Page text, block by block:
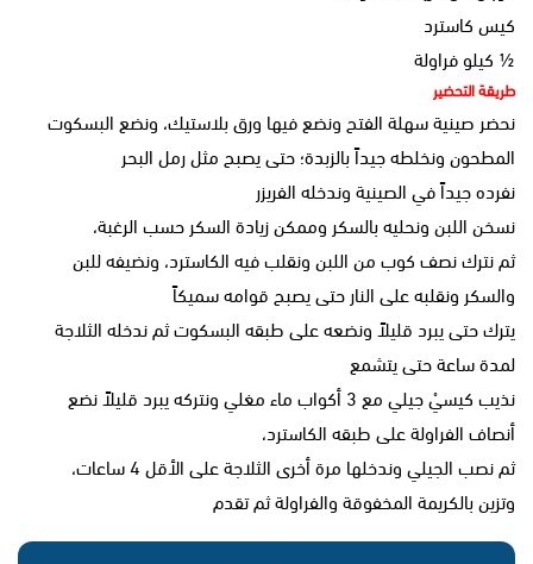
كيس كاسترد
½ كيلو فراولة
طريقة التحضير
نحضر صينية سهلة الفتح ونضع فيها ورق بلاستيك، ونضع البسكوت
المطحون ونخلطه جيداً بالزبدة؛ حتى يصبح مثل رمل البحر
نفرده جيداً في الصينية وندخله الفريزر
نسخن اللبن ونحليه بالسكر وممكن زيادة السكر حسب الرغبة،
ثم نترك نصف كوب من اللبن ونقلب فيه الكاسترد، ونضيفه للبن
والسكر ونقلبه على النار حتى يصبح قوامه سميكاً
يترك حتى يبرد قليلاً ونضعه على طبقه البسكوت ثم ندخله الثلاجة
لمدة ساعة حتى يتشمع
نذيب كيسيْ جيلي مع 3 أكواب ماء مغلي ونتركه يبرد قليلاً نضع
أنصاف الفراولة على طبقه الكاسترد،
ثم نصب الجيلي وندخلها مرة أخرى الثلاجة على الأقل 4 ساعات،
وتزين بالكريمة المخفوقة والفراولة ثم تقدم